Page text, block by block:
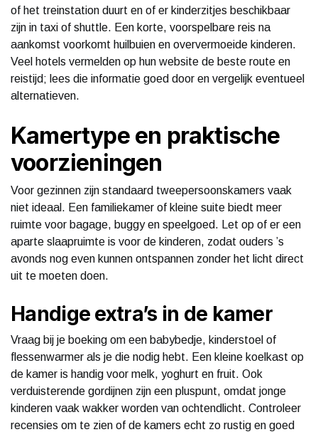
of het treinstation duurt en of er kinderzitjes beschikbaar
zijn in taxi of shuttle. Een korte, voorspelbare reis na
aankomst voorkomt huilbuien en oververmoeide kinderen.
Veel hotels vermelden op hun website de beste route en
reistijd; lees die informatie goed door en vergelijk eventueel
alternatieven.
Kamertype en praktische
voorzieningen
Voor gezinnen zijn standaard tweepersoonskamers vaak
niet ideaal. Een familiekamer of kleine suite biedt meer
ruimte voor bagage, buggy en speelgoed. Let op of er een
aparte slaapruimte is voor de kinderen, zodat ouders ’s
avonds nog even kunnen ontspannen zonder het licht direct
uit te moeten doen.
Handige extra’s in de kamer
Vraag bij je boeking om een babybedje, kinderstoel of
flessenwarmer als je die nodig hebt. Een kleine koelkast op
de kamer is handig voor melk, yoghurt en fruit. Ook
verduisterende gordijnen zijn een pluspunt, omdat jonge
kinderen vaak wakker worden van ochtendlicht. Controleer
recensies om te zien of de kamers echt zo rustig en goed